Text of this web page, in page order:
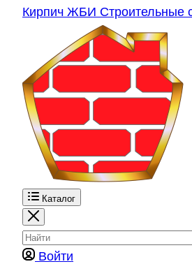
Кирпич ЖБИ Строительные
Каталог
Войти